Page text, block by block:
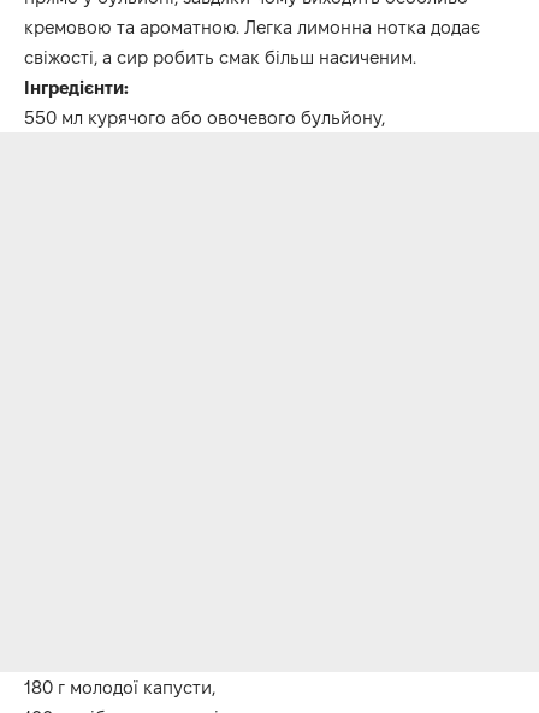
кремовою та ароматною. Легка лимонна нотка додає
свіжості, а сир робить смак більш насиченим.
Інгредієнти:
550 мл курячого або овочевого бульйону,
180 г молодої капусти,